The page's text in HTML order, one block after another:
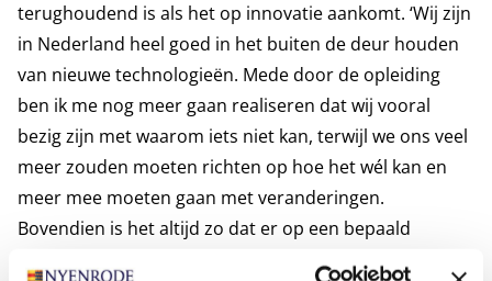
terughoudend is als het op innovatie aankomt. ‘Wij zijn
in Nederland heel goed in het buiten de deur houden
van nieuwe technologieën. Mede door de opleiding
ben ik me nog meer gaan realiseren dat wij vooral
bezig zijn met waarom iets niet kan, terwijl we ons veel
meer zouden moeten richten op hoe het wél kan en
meer mee moeten gaan met veranderingen.
Bovendien is het altijd zo dat er op een bepaald
moment een commerciële partij komt die over alle